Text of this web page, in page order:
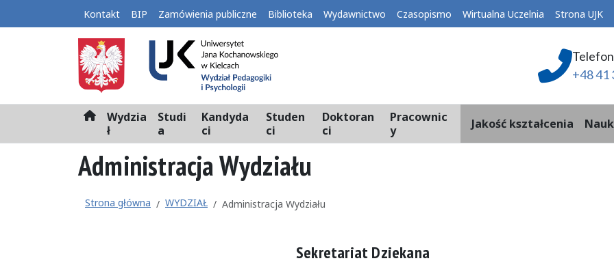
Kontakt BIP Zamówienia publiczne Biblioteka Wydawnictwo Czasopismo Wirtualna Uczelnia Strona UJK
Telefon
+48 41
H
m
e
Wydzia
ł
Studi
a
Kandyda
ci
Studen
ci
Doktoran
ci
Pracownic
y
Jakość kształcenia
Administracja Wydziału
Strona główna WYDZIAŁ Administracja Wydziału
Sekretariat Dziekana